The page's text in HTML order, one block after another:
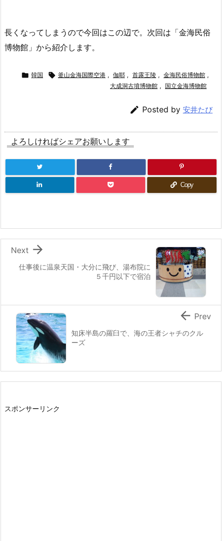
長くなってしまうので今回はこの辺で。次回は「金海民俗
博物館」から紹介します。
 韓国  釜山金海国際空港 , 伽耶 , 首露王陵 , 金海民俗博物館 ,
大成洞古墳博物館 , 国立金海博物館
 Posted by 安井たび
よろしければシェアお願いします
Copy
仕事後に温泉天国・大分に飛び、湯布院に
５千円以下で宿泊

Next
知床半島の羅臼で、海の王者シャチのクル
ーズ
 Prev
スポンサーリンク